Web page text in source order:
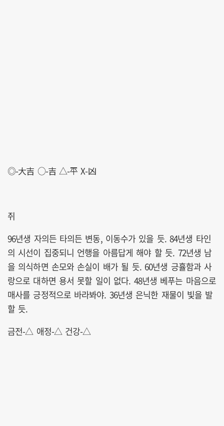
◎-大吉 ○-吉 △-平 X-凶
쥐
96년생 자의든 타의든 변동, 이동수가 있을 듯. 84년생 타인
의 시선이 집중되니 언행을 아름답게 해야 할 듯. 72년생 남
을 의식하면 손모와 손실이 배가 될 듯. 60년생 긍휼함과 사
랑으로 대하면 용서 못할 일이 없다. 48년생 베푸는 마음으로
매사를 긍정적으로 바라봐야. 36년생 은닉한 재물이 빛을 발
할 듯.
금전-△ 애정-△ 건강-△